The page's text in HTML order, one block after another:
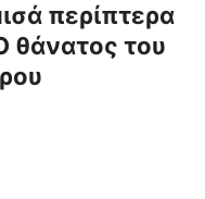
περίπτερα
θάνατος του